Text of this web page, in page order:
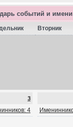
событий и
Вторник
3
4